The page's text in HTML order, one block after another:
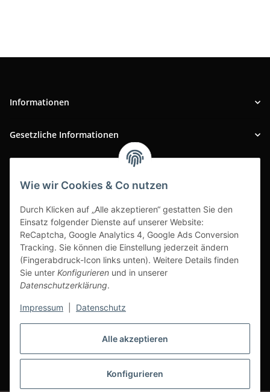
Alle akzeptieren
Konfigurieren
Wie wir Cookies & Co nutzen
Durch Klicken auf „Alle akzeptieren“ gestatten Sie den
Einsatz folgender Dienste auf unserer Website:
ReCaptcha, Google Analytics 4, Google Ads Conversion
Tracking. Sie können die Einstellung jederzeit ändern
(Fingerabdruck-Icon links unten). Weitere Details finden
Sie unter Konfigurieren und in unserer
Datenschutzerklärung.
Impressum Datenschutz
Informationen
Gesetzliche Informationen
Vertrag widerrufen
* Alle Preise inkl. gesetzlicher USt., zzgl.Versand